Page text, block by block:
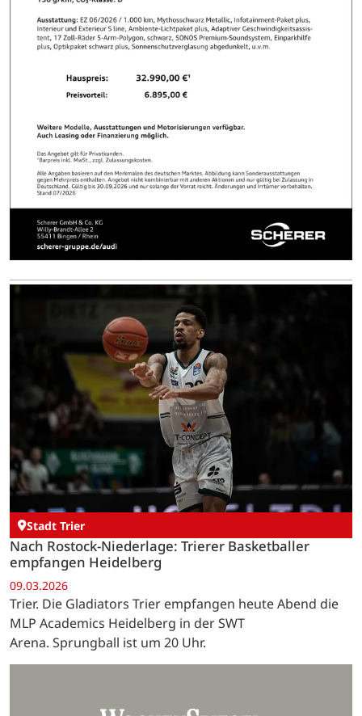
Stadt Trier
Nach Rostock-Niederlage: Trierer Basketballer
empfangen Heidelberg
09.03.2026
Trier. Die Gladiators Trier empfangen heute Abend die
MLP Academics Heidelberg in der SWT
Arena. Sprungball ist um 20 Uhr.